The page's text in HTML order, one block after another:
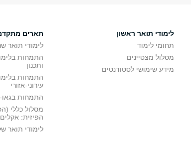
לימודי תואר ראשון
תחומי לימוד
מסלול מצטיינים
מידע שימושי לסטודנטים
תארים
לימודי תואר
התמחות
ותכנון
התמחות
עירוני-אזורי
התמחות
מסלול כללי
הפיזית: אקלים
לימודי תואר